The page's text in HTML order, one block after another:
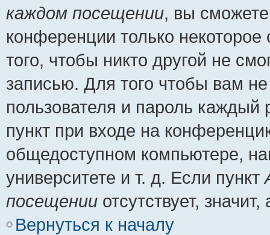
каждом посещении, вы
конференции только
того, чтобы никто другой не
записью. Для того чтобы вам
пользователя и пароль
пункт при входе на
общедоступном компьютере,
университете и т. д. Если пункт
посещении отсутствует,
Вернуться к началу